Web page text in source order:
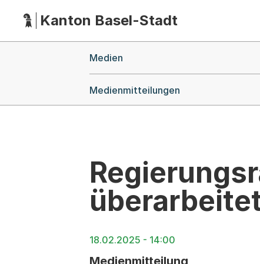
HauptnavigationKanton Basel-Stadt
Medien
Medienmitteilungen
18.02.2025 - 14:00
Medienmitteilung